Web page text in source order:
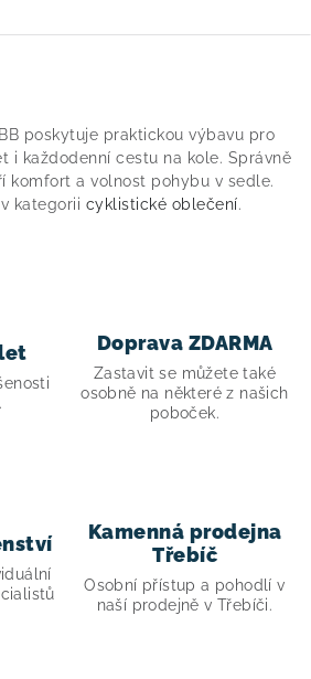
poskytuje praktickou výbavu pro
i každodenní cestu na kole. Správně
komfort a volnost pohybu v sedle.
kategorii cyklistické oblečení.
Doprava ZDARMA
Zastavit se můžete také
osobně na některé z našich
poboček.
Kamenná prodejna
Třebíč
Osobní přístup a pohodlí v
naší prodejně v Třebíči.